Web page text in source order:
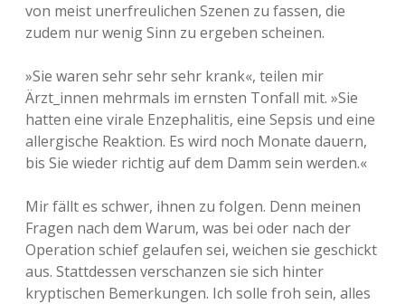
von meist unerfreulichen Szenen zu fassen, die
zudem nur wenig Sinn zu ergeben scheinen.
»Sie waren sehr sehr sehr krank«, teilen mir
Ärzt_innen mehrmals im ernsten Tonfall mit. »Sie
hatten eine virale Enzephalitis, eine Sepsis und eine
allergische Reaktion. Es wird noch Monate dauern,
bis Sie wieder richtig auf dem Damm sein werden.«
Mir fällt es schwer, ihnen zu folgen. Denn meinen
Fragen nach dem Warum, was bei oder nach der
Operation schief gelaufen sei, weichen sie geschickt
aus. Stattdessen verschanzen sie sich hinter
kryptischen Bemerkungen. Ich solle froh sein, alles